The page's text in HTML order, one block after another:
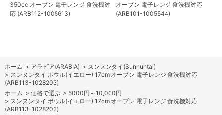
350cc オーブン 電子レンジ 食洗機対
応 (ARB112-1005613)
オーブン 電子レンジ 食洗機対応
(ARB101-1005544)
ホーム > アラビア(ARABIA) > スンヌンタイ(Sunnuntai)
> スンヌンタイ ボウル(イエロー) 17cm オーブン 電子レンジ 食洗機対応
(ARB113-1028203)
ホーム > 価格で選ぶ > 5000円～10,000円
> スンヌンタイ ボウル(イエロー) 17cm オーブン 電子レンジ 食洗機対応
(ARB113-1028203)